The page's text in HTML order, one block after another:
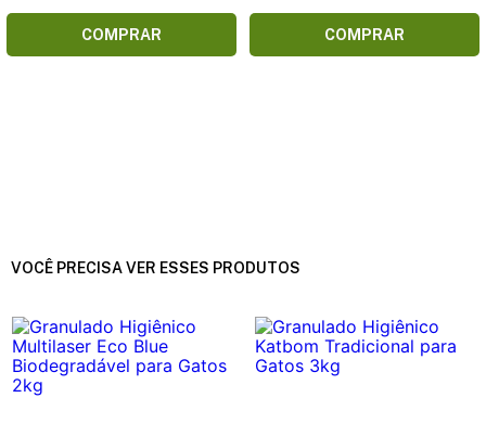
COMPRAR COMPRAR
VOCÊ PRECISA VER ESSES PRODUTOS